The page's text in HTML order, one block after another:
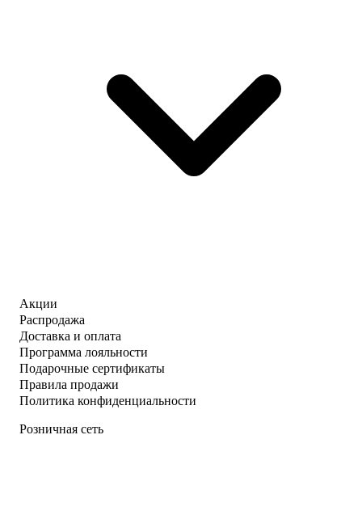
Акции
Распродажа
Доставка и оплата
Программа лояльности
Подарочные сертификаты
Правила продажи
Политика конфиденциальности
Розничная сеть